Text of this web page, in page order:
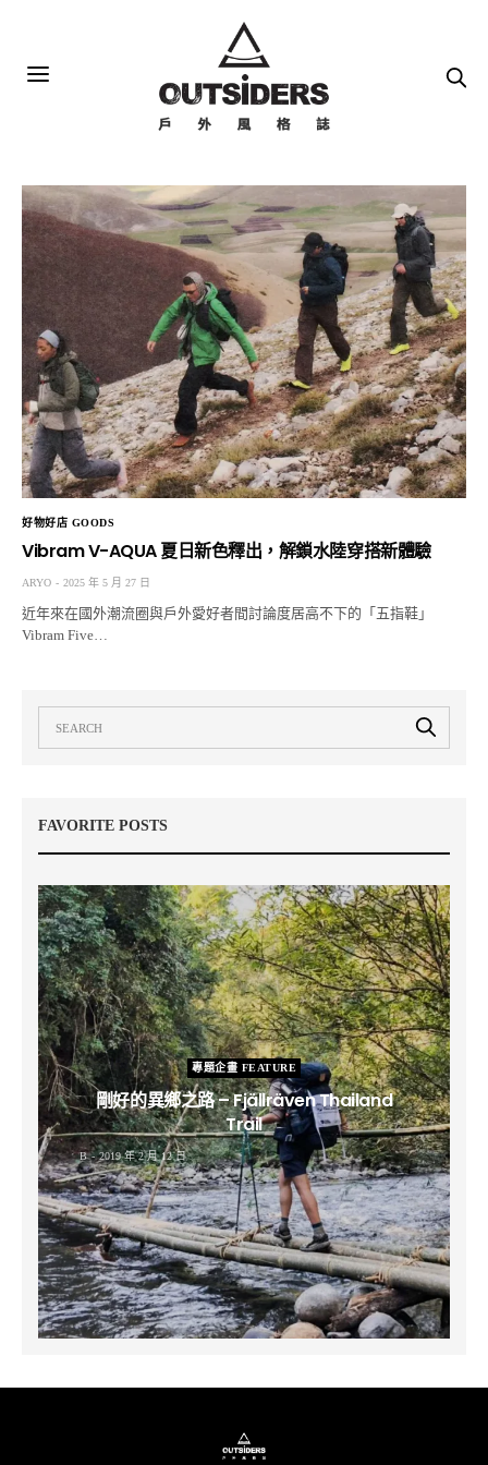
好物好店 GOODS
Vibram V-AQUA 夏日新色釋出，解鎖水陸穿搭新體驗
ARYO 2025 年 5 月 27 日
近年來在國外潮流圈與戶外愛好者間討論度居高不下的「五指鞋」
Vibram Five…
FAVORITE POSTS
專題企畫 FEATURE
剛好的異鄉之路 – Fjällräven Thailand
Trail
B 2019 年 2 月 12 日